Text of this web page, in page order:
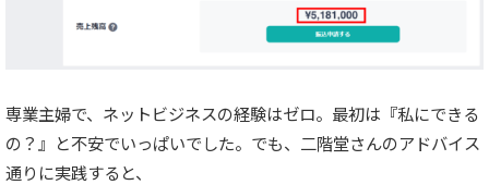
専業主婦で、ネットビジネスの経験はゼロ。最初は『私にできる
の？』と不安でいっぱいでした。でも、二階堂さんのアドバイス
通りに実践すると、